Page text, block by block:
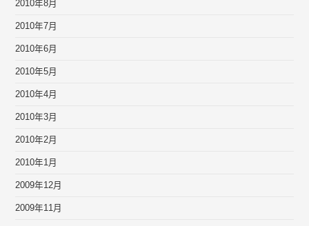
2010年8月
2010年7月
2010年6月
2010年5月
2010年4月
2010年3月
2010年2月
2010年1月
2009年12月
2009年11月